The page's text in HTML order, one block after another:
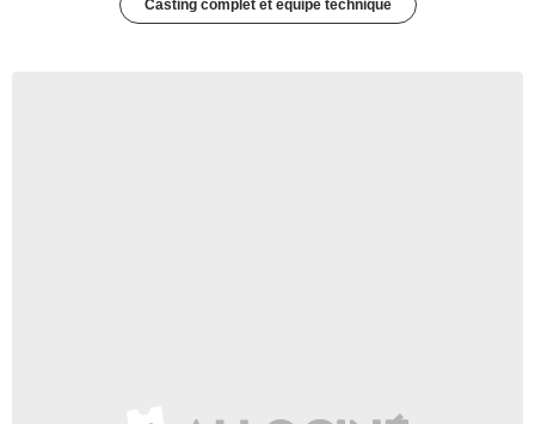
Casting complet et équipe technique